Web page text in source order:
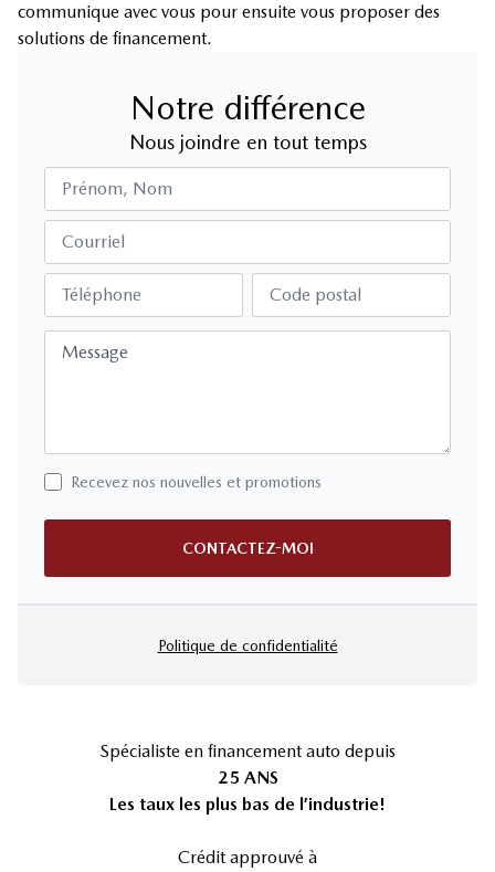
communique avec vous pour ensuite vous proposer des
solutions de financement.
Notre différence
Nous joindre en tout temps
Prénom, Nom
Courriel
Téléphone Code postal
Message
Recevez nos nouvelles et promotions
CONTACTEZ-MOI
Politique de confidentialité
Spécialiste en financement auto depuis
25 ANS
Les taux les plus bas de l’industrie!
Crédit approuvé à